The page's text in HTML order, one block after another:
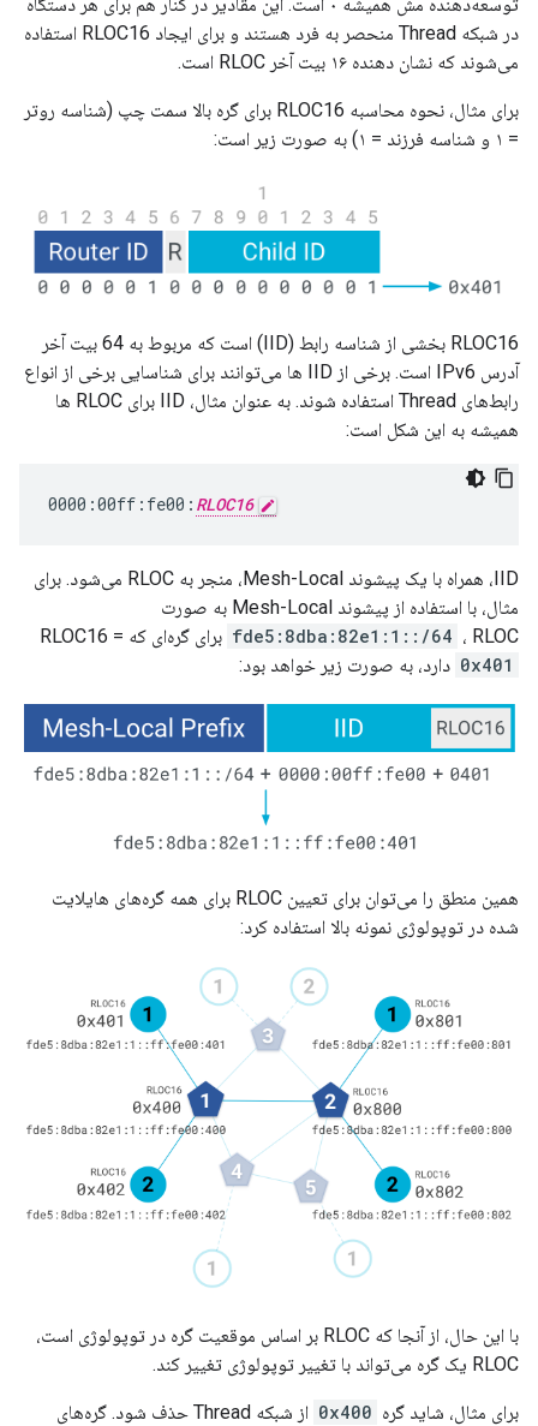
در شبکه Thread منحصر به فرد هستند و برای ایجاد RLOC16 استفاده
می‌شوند که نشان دهنده ۱۶ بیت آخر RLOC است.
برای مثال، نحوه محاسبه RLOC16 برای گره بالا سمت چپ (شناسه روتر
= ۱ و شناسه فرزند = ۱) به صورت زیر است:
RLOC16 بخشی از شناسه رابط (IID) است که مربوط به 64 بیت آخر
آدرس IPv6 است. برخی از IID ها می‌توانند برای شناسایی برخی از انواع
رابط‌های Thread استفاده شوند. به عنوان مثال، IID برای RLOC ها
همیشه به این شکل است:
0000:00ff:fe00: RLOC16
IID، همراه با یک پیشوند Mesh-Local، منجر به RLOC می‌شود. برای
مثال، با استفاده از پیشوند Mesh-Local به صورت
fde5:8dba:82e1:1::/64 ، RLOC برای گره‌ای که RLOC16 =
0x401 دارد، به صورت زیر خواهد بود:
همین منطق را می‌توان برای تعیین RLOC برای همه گره‌های هایلایت
شده در توپولوژی نمونه بالا استفاده کرد:
با این حال، از آنجا که RLOC بر اساس موقعیت گره در توپولوژی است،
RLOC یک گره می‌تواند با تغییر توپولوژی تغییر کند.
برای مثال، شاید گره 0x400 از شبکه Thread حذف شود. گره‌های